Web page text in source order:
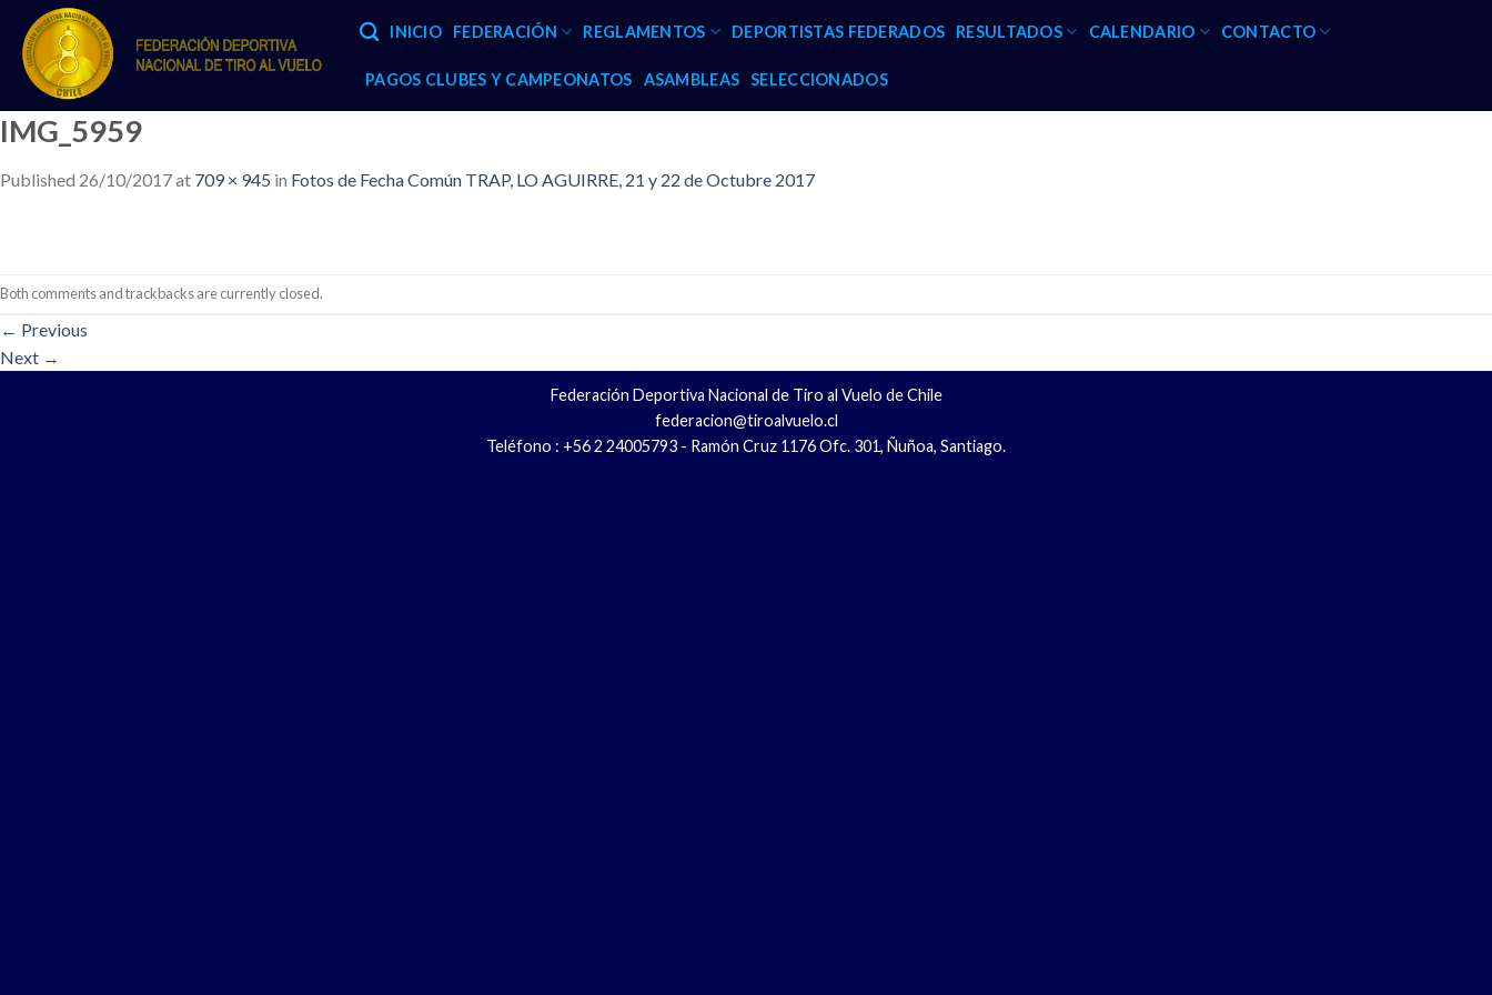
content
INICIO FEDERACIÓN REGLAMENTOS DEPORTISTAS FEDERADOS RESULTADOS CALENDARIO CONTACTO
PAGOS CLUBES Y CAMPEONATOS ASAMBLEAS SELECCIONADOS
IMG_5959
Published 26/10/2017at 709 × 945 in Fotos de Fecha Común TRAP, LO AGUIRRE, 21 y 22 de Octubre 2017
Both comments and trackbacks are currently closed.
← Previous
Next →
Federación Deportiva Nacional de Tiro al Vuelo de Chile
federacion@tiroalvuelo.cl
Teléfono : +56 2 24005793 - Ramón Cruz 1176 Ofc. 301, Ñuñoa, Santiago.